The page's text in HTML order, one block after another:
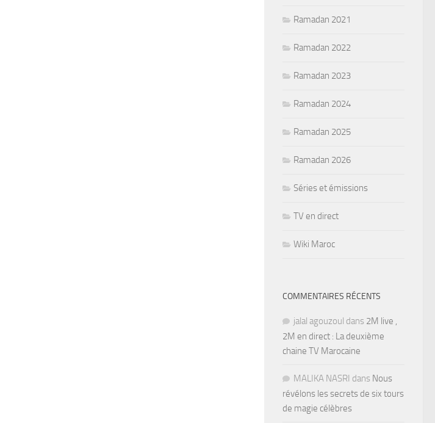
Ramadan 2021
Ramadan 2022
Ramadan 2023
Ramadan 2024
Ramadan 2025
Ramadan 2026
Séries et émissions
TV en direct
Wiki Maroc
COMMENTAIRES RÉCENTS
jalal agouzoul dans 2M live ,
2M en direct : La deuxième
chaine TV Marocaine
MALIKA NASRI dans Nous
révélons les secrets de six tours
de magie célèbres